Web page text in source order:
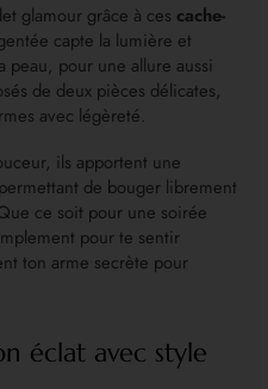
glamour grâce à ces cache-
capte la lumière et
peau, pour une allure aussi
de deux pièces délicates,
avec légèreté.
ils apportent une
de bouger librement
ce soit pour une soirée
pour te sentir
ton arme secrète pour
éclat avec style